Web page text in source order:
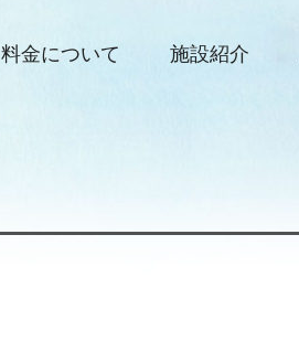
料金について 施設紹介